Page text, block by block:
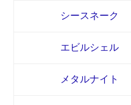
シースネーク
エビルシェル
メタルナイト